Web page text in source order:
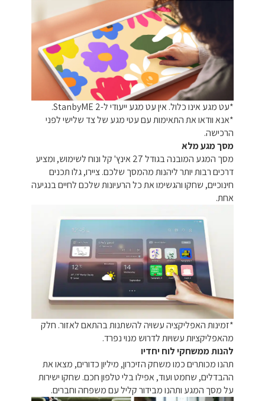
*עט מגע אינו כלול. אין עט מגע ייעודי ל-StanbyME 2.
*אנא וודאו את התאימות עם עטי מגע של צד שלישי לפני
הרכישה.
מסך מגע מלא
מסך המגע המובנה בגודל 27 אינץ' קל ונוח לשימוש, ומציע
דרכים רבות יותר ליהנות מהמסך שלכם. ציירו, גלו תכנים
חינוכיים, שחקו והגשימו את כל הרעיונות שלכם לחיים בנגיעה
אחת.
*זמינות האפליקציה עשויה להשתנות בהתאם לאזור. חלק
מהאפליקציות עשויות לדרוש מנוי נפרד.
להנות ממשחקי לוח יחדיו
תהנו מכותרים כמו משחק הזיכרון, מיליון כדורים, מצאו את
ההבדלים, שחמט ועוד, אפילו בלי טלפון חכם. שחקו ישירות
על מסך המגע ותהנו מבידור קליל עם משפחה וחברים.